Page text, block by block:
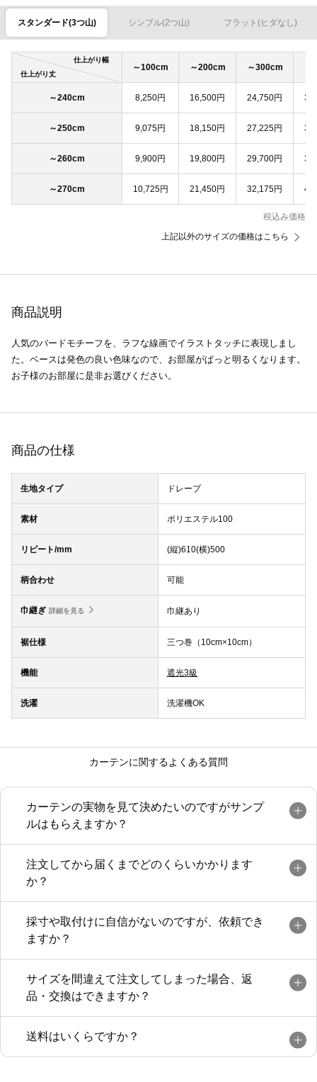
スタンダード(3つ山) シンプル(2つ山) フラット(ヒダなし)
仕上がり幅
仕上がり丈
～100cm ～200cm ～300cm
～240cm 8,250円 16,500円 24,750円
～250cm 9,075円 18,150円 27,225円
～260cm 9,900円 19,800円 29,700円
～270cm 10,725円 21,450円 32,175円
税込み価格
上記以外のサイズの価格はこちら
商品説明
人気のバードモチーフを、ラフな線画でイラストタッチに表現しまし
た。ベースは発色の良い色味なので、お部屋がぱっと明るくなります。
お子様のお部屋に是非お選びください。
商品の仕様
生地タイプ ドレープ
素材 ポリエステル100
リピート/mm (縦)610(横)500
柄合わせ 可能
巾継ぎ 詳細を見る 巾継あり
裾仕様 三つ巻（10cm×10cm）
機能 遮光3級
洗濯 洗濯機OK
カーテンに関するよくある質問
カーテンの実物を見て決めたいのですがサンプ
ルはもらえますか？
注文してから届くまでどのくらいかかります
か？
採寸や取付けに自信がないのですが、依頼でき
ますか？
サイズを間違えて注文してしまった場合、返
品・交換はできますか？
送料はいくらですか？